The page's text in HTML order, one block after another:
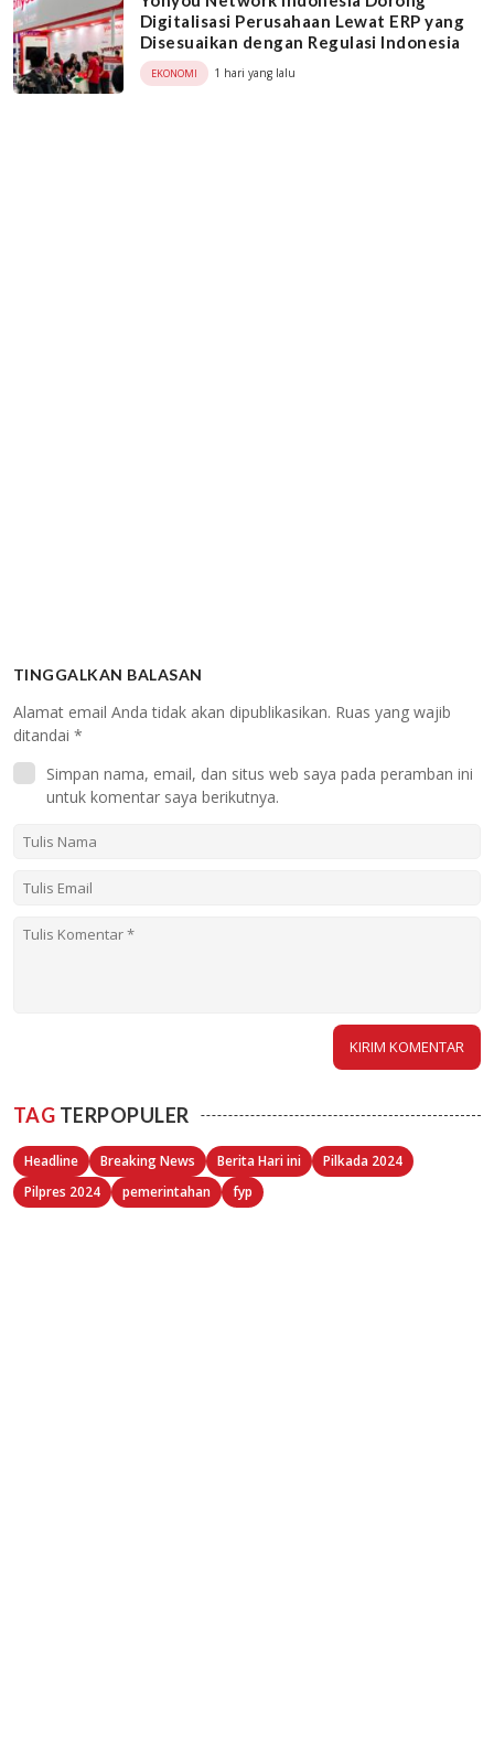
Digitalisasi Perusahaan Lewat ERP yang
Disesuaikan dengan Regulasi Indonesia
EKONOMI 1 hari yang lalu
TINGGALKAN BALASAN
Alamat email Anda tidak akan dipublikasikan. Ruas yang wajib
ditandai *
Simpan nama, email, dan situs web saya pada peramban ini
untuk komentar saya berikutnya.
TAG TERPOPULER
Headline Breaking News Berita Hari ini
Pilkada 2024
Pilpres 2024
pemerintahan fyp